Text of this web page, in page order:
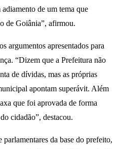
de um tema que
de Goiânia”, afirmou.
argumentos apresentados para
“Dizem que a Prefeitura não
de dívidas, mas as próprias
apontam superávit. Além
que foi aprovada de forma
cidadão”, destacou.
da base do prefeito,